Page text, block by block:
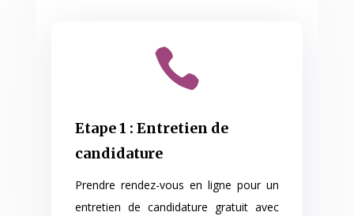

Etape 1 : Entretien de
candidature
Prendre rendez-vous en ligne pour un
entretien de candidature gratuit avec